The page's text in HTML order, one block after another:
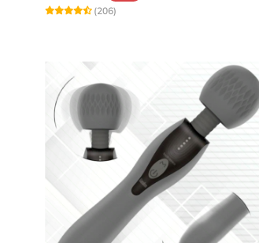
(206)